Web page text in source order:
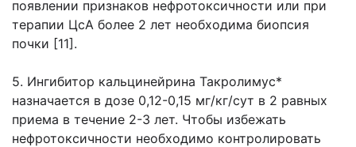
появлении признаков нефротоксичности или при
терапии ЦсА более 2 лет необходима биопсия
почки [11].
5. Ингибитор кальцинейрина Такролимус*
назначается в дозе 0,12-0,15 мг/кг/сут в 2 равных
приема в течение 2-3 лет. Чтобы избежать
нефротоксичности необходимо контролировать